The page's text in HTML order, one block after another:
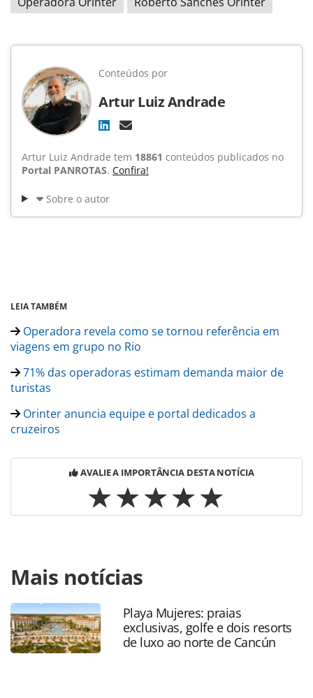
Conteúdos por
Artur Luiz Andrade
Artur Luiz Andrade tem 18861 conteúdos publicados no
Portal PANROTAS. Confira!
Sobre o autor
LEIA TAMBÉM
Operadora revela como se tornou referência em
viagens em grupo no Rio
71% das operadoras estimam demanda maior de
turistas
Orinter anuncia equipe e portal dedicados a
cruzeiros
AVALIE A IMPORTÂNCIA DESTA NOTÍCIA
https://www.panrotas.com.br/mercado/operadoras/
deve-embarcar-10-mil-passageiros-em-grupos-este-
ano_191181.html ou as ferramentas oferecidas na página.
Todo o conteúdo produzido pela PANROTAS Editora é
protegido pela legislação brasileira sobre direito autoral.
Não reproduza o conteúdo sem autorização da PANROTAS
Mais notícias
Playa Mujeres: praias
exclusivas, golfe e dois resorts
de luxo ao norte de Cancún